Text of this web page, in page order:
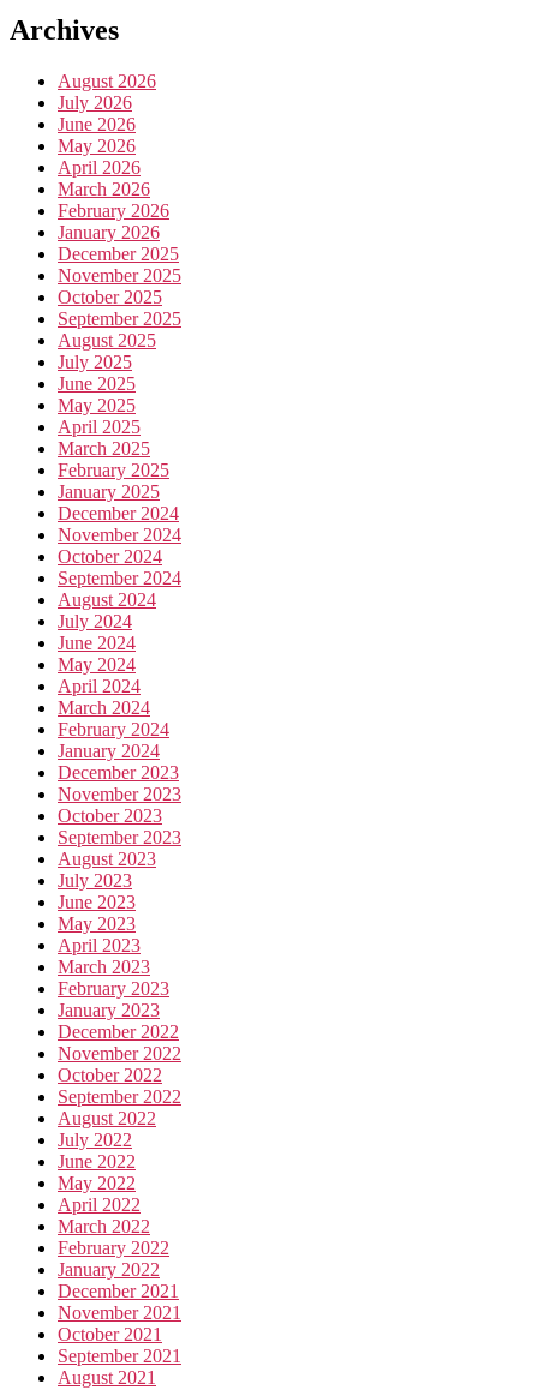
Archives
August 2026
July 2026
June 2026
May 2026
April 2026
March 2026
February 2026
January 2026
December 2025
November 2025
October 2025
September 2025
August 2025
July 2025
June 2025
May 2025
April 2025
March 2025
February 2025
January 2025
December 2024
November 2024
October 2024
September 2024
August 2024
July 2024
June 2024
May 2024
April 2024
March 2024
February 2024
January 2024
December 2023
November 2023
October 2023
September 2023
August 2023
July 2023
June 2023
May 2023
April 2023
March 2023
February 2023
January 2023
December 2022
November 2022
October 2022
September 2022
August 2022
July 2022
June 2022
May 2022
April 2022
March 2022
February 2022
January 2022
December 2021
November 2021
October 2021
September 2021
August 2021